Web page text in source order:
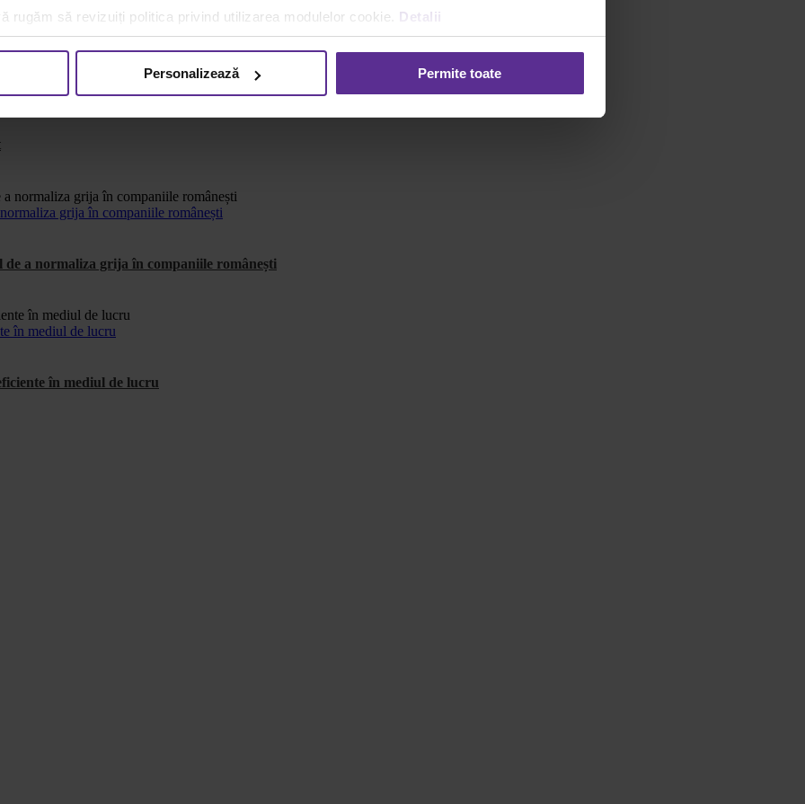
rugăm să revizuiți politica privind utilizarea modulelor cookie. Detalii
Personalizează Permite toate
grija în companiile românești
a normaliza grija în companiile românești
în mediul de lucru
în mediul de lucru